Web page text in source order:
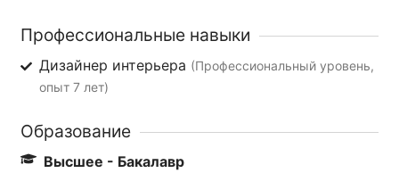
Профессиональные навыки
Дизайнер интерьера (Профессиональный уровень,
опыт 7 лет)
Образование
Высшее - Бакалавр